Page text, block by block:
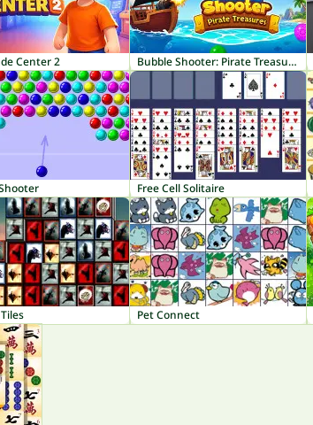
Center 2 Bubble Shooter: Pirate Treasures
Free Cell Solitaire
Pet Connect